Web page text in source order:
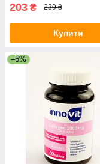
203 ₴ 239 ₴
Купити
–5%